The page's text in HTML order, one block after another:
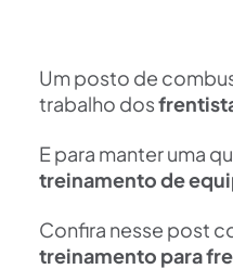
Um posto de
trabalho dos
E para manter uma
treinamento de
Confira nesse post
treinamento para